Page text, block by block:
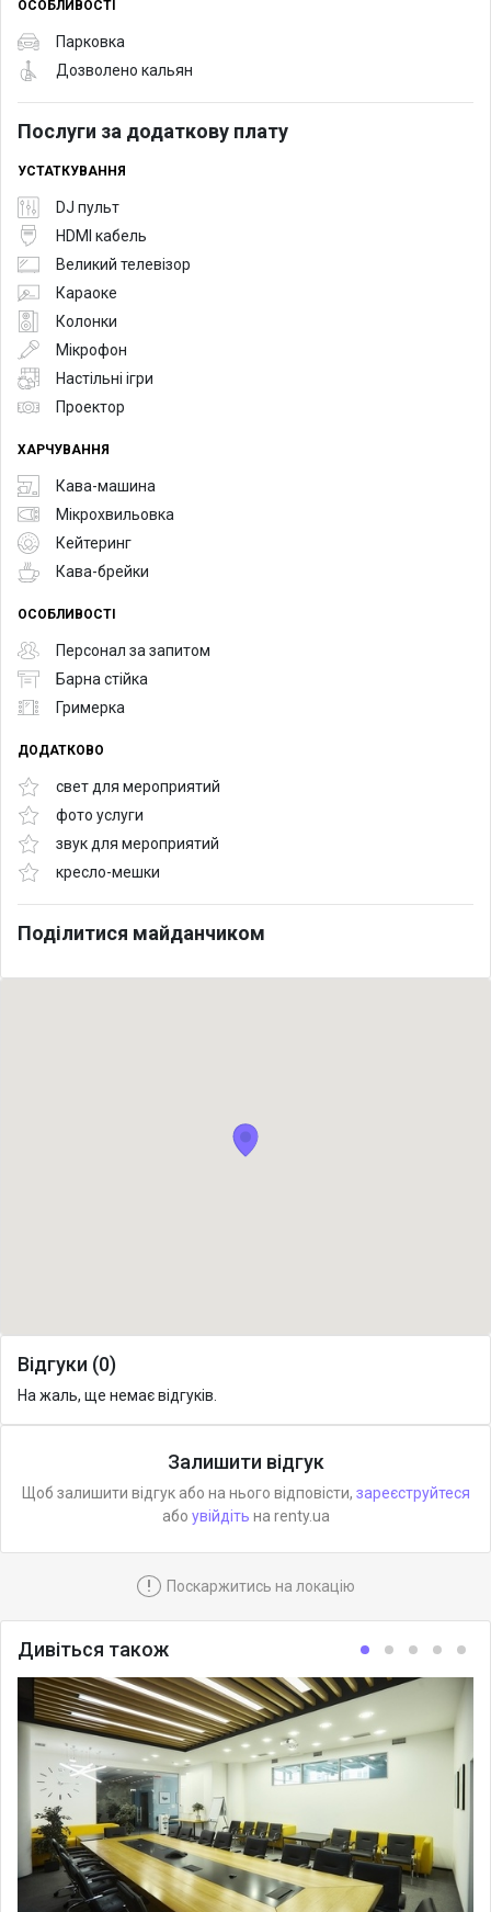
ОСОБЛИВОСТІ
Парковка
Дозволено кальян
Послуги за додаткову плату
УСТАТКУВАННЯ
DJ пульт
HDMI кабель
Великий телевізор
Караоке
Колонки
Мікрофон
Настільні ігри
Проектор
ХАРЧУВАННЯ
Кава-машина
Мікрохвильовка
Кейтеринг
Кава-брейки
ОСОБЛИВОСТІ
Персонал за запитом
Барна стійка
Гримерка
ДОДАТКОВО
свет для мероприятий
фото услуги
звук для мероприятий
кресло-мешки
Поділитися майданчиком
Відгуки (0)
На жаль, ще немає відгуків.
Залишити відгук
Щоб залишити відгук або на нього відповісти, зареєструйтеся
або увійдіть на renty.ua
! Поскаржитись на локацію
Дивіться також